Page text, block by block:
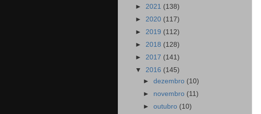
► 2021 (138)
► 2020 (117)
► 2019 (112)
► 2018 (128)
► 2017 (141)
▼ 2016 (145)
►dezembro (10)
► novembro (11)
►outubro (10)